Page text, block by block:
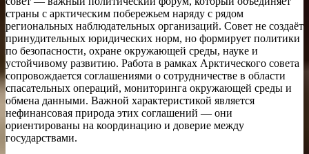
страны с арктическим побережьем наряду с рядом
региональных наблюдательных организаций. Совет не создаёт
принудительных юридических норм, но формирует политики
по безопасности, охране окружающей среды, науке и
устойчивому развитию. Работа в рамках Арктического совета
сопровождается соглашениями о сотрудничестве в области
спасательных операций, мониторинга окружающей среды и
обмена данными. Важной характеристикой является
нефинансовая природа этих соглашений — они
ориентированы на координацию и доверие между
государствами.